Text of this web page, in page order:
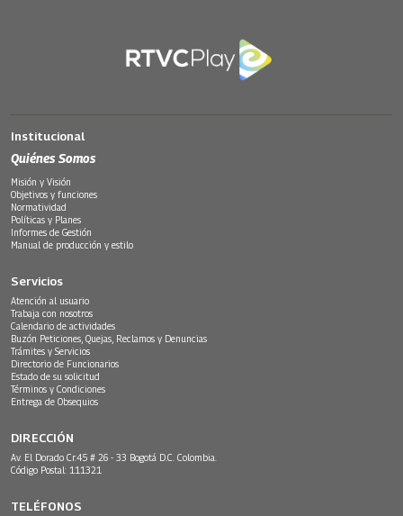
Institucional
Quiénes Somos
Misión y Visión
Objetivos y funciones
Normatividad
Políticas y Planes
Informes de Gestión
Manual de producción y estilo
Servicios
Atención al usuario
Trabaja con nosotros
Calendario de actividades
Buzón Peticiones, Quejas, Reclamos y Denuncias
Trámites y Servicios
Directorio de Funcionarios
Estado de su solicitud
Términos y Condiciones
Entrega de Obsequios
DIRECCIÓN
Av. El Dorado Cr.45 # 26 - 33 Bogotá D.C. Colombia.
Código Postal: 111321
TELÉFONOS